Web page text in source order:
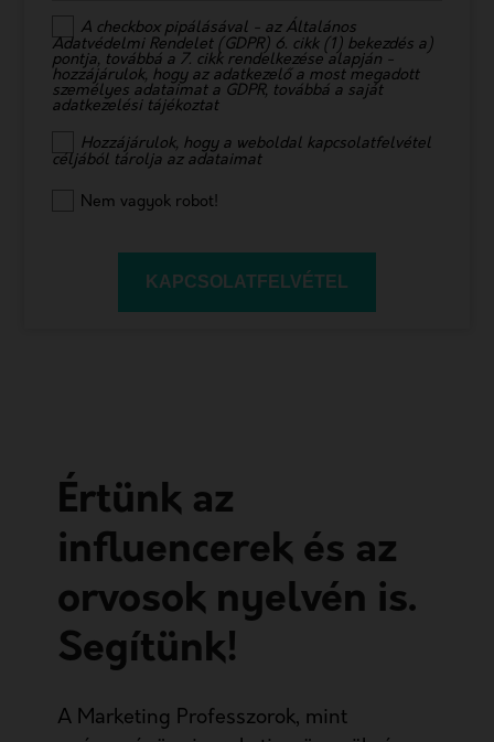
A checkbox pipálásával - az Általános
Adatvédelmi Rendelet (GDPR) 6. cikk (1) bekezdés a)
pontja, továbbá a 7. cikk rendelkezése alapján -
hozzájárulok, hogy az adatkezelő a most megadott
személyes adataimat a GDPR, továbbá a saját
adatkezelési tájékoztat
Hozzájárulok, hogy a weboldal kapcsolatfelvétel
céljából tárolja az adataimat
Nem vagyok robot!
KAPCSOLATFELVÉTEL
Értünk az
influencerek és az
orvosok nyelvén is.
Segítünk!
A Marketing Professzorok, mint